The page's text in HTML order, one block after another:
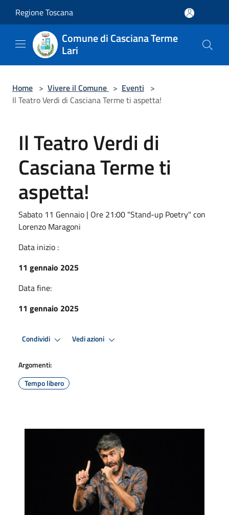
Regione Toscana
Comune di Casciana Terme
Lari
Home > Vivere il Comune > Eventi >
Il Teatro Verdi di Casciana Terme ti aspetta!
Il Teatro Verdi di
Casciana Terme ti
aspetta!
Sabato 11 Gennaio | Ore 21:00 "Stand-up Poetry" con
Lorenzo Maragoni
Data inizio :
11 gennaio 2025
Data fine:
11 gennaio 2025
Condividi Vedi azioni
Argomenti:
Tempo libero